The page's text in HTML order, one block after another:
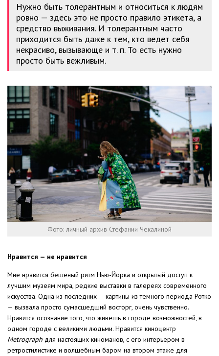
Нужно быть толерантным и относиться к людям
ровно — здесь это не просто правило этикета, а
средство выживания. И толерантным часто
приходится быть даже к тем, кто ведет себя
некрасиво, вызывающе и т. п. То есть нужно
просто быть вежливым.
Фото: личный архив Стефании Чекалиной
Нравится — не нравится
Мне нравится бешеный ритм Нью-Йорка и открытый доступ к
лучшим музеям мира, редкие выставки в галереях современного
искусства. Одна из последних — картины из темного периода Ротко
— вызвала просто сумасшедший восторг, очень чувственно.
Нравится осознание того, что живешь в городе возможностей, в
одном городе с великими людьми. Нравится киноцентр
Metrograph для настоящих киноманов, с его интерьером в
ретростилистике и волшебным баром на втором этаже для